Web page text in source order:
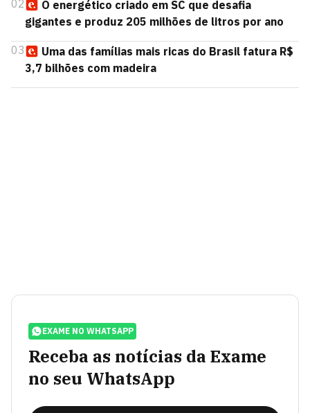
02
O energético criado em SC que desafia
gigantes e produz 205 milhões de litros por ano
03
Uma das famílias mais ricas do Brasil fatura R$
3,7 bilhões com madeira
EXAME NO WHATSAPP
Receba as notícias da Exame
no seu WhatsApp